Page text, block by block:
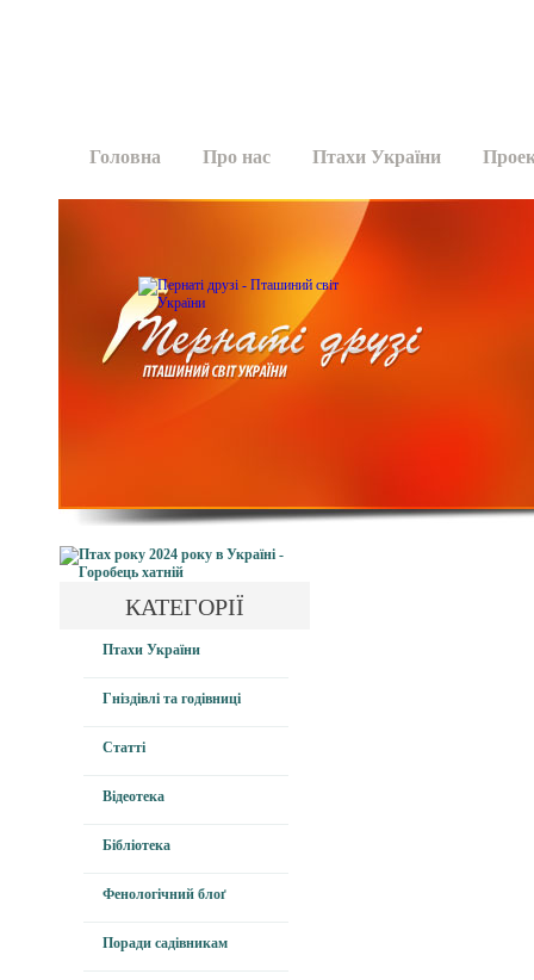
Головна Про нас Птахи України
КАТЕГОРІЇ
Птахи України
Гніздівлі та годівниці
Статті
Відеотека
Бібліотека
Фенологічний блоґ
Поради садівникам